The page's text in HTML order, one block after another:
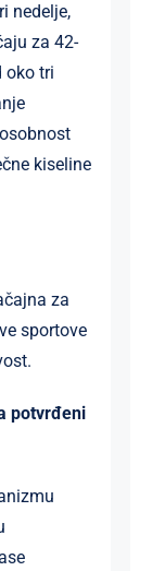
nedelje,
za 42-
oko tri
kiseline
za
sportove
potvrđeni